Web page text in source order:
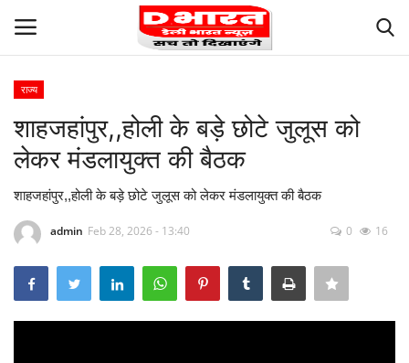
Terms and Conditions
About Us
Privacy
राज्य
शाहजहांपुर,,होली के बड़े छोटे जुलूस को
लेकर मंडलायुक्त की बैठक
शाहजहांपुर,,होली के बड़े छोटे जुलूस को लेकर मंडलायुक्त की बैठक
admin Feb 28, 2026 - 13:40 0 16